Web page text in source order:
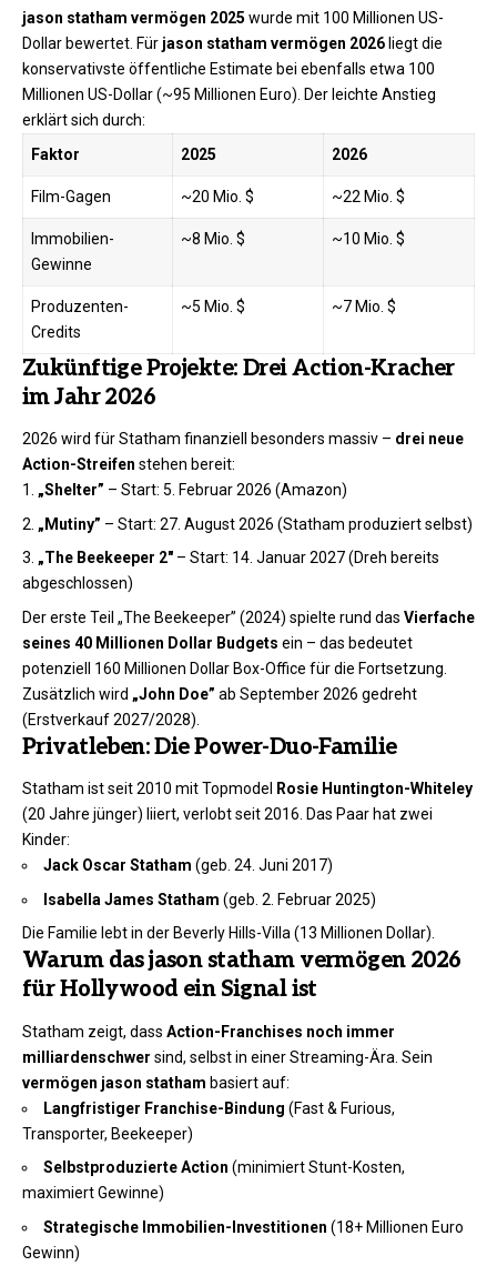
jason statham vermögen 2025 wurde mit 100 Millionen US-
Dollar bewertet. Für jason statham vermögen 2026 liegt die
konservativste öffentliche Estimate bei ebenfalls etwa 100
Millionen US-Dollar (~95 Millionen Euro). Der leichte Anstieg
erklärt sich durch:
Faktor
2025 2026
Film-Gagen ~20 Mio. $ ~22 Mio. $
Immobilien-
Gewinne
~8 Mio. $ ~10 Mio. $
Produzenten-
Credits
~5 Mio. $ ~7 Mio. $
Zukünftige Projekte: Drei Action-Kracher
im Jahr 2026
2026 wird für Statham finanziell besonders massiv – drei neue
Action-Streifen stehen bereit:
„Shelter” – Start: 5. Februar 2026 (Amazon)
„Mutiny” – Start: 27. August 2026 (Statham produziert selbst)
„The Beekeeper 2″ – Start: 14. Januar 2027 (Dreh bereits
abgeschlossen)
Der erste Teil „The Beekeeper” (2024) spielte rund das Vierfache
seines 40 Millionen Dollar Budgets ein – das bedeutet
potenziell 160 Millionen Dollar Box-Office für die Fortsetzung.
Zusätzlich wird „John Doe” ab September 2026 gedreht
(Erstverkauf 2027/2028).
Privatleben: Die Power-Duo-Familie
Statham ist seit 2010 mit Topmodel
Rosie Huntington-Whiteley
(20 Jahre jünger) liiert, verlobt seit 2016. Das Paar hat zwei
Kinder:
Jack Oscar Statham (geb. 24. Juni 2017)
Isabella James Statham (geb. 2. Februar 2025)
Die Familie lebt in der Beverly Hills-Villa (13 Millionen Dollar).
Warum das jason statham vermögen 2026
für Hollywood ein Signal ist
Statham zeigt, dass Action-Franchises noch immer
milliardenschwer sind, selbst in einer Streaming-Ära. Sein
vermögen jason statham basiert auf:
Langfristiger Franchise-Bindung (Fast & Furious,
Transporter, Beekeeper)
Selbstproduzierte Action (minimiert Stunt-Kosten,
maximiert Gewinne)
Strategische Immobilien-Investitionen (18+ Millionen Euro
Gewinn)